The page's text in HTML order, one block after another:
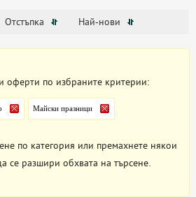
Отстъпка Най-нови
оферти по избраните критерии:
Майски празници
по категория или премахнете някои
се разшири обхвата на търсене.